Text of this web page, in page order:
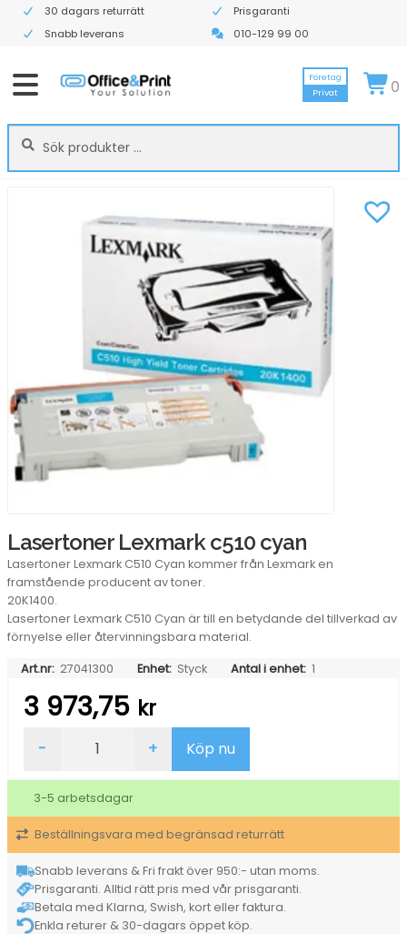
30 dagars returrätt
Prisgaranti
Snabb leverans
010-129 99 00
Sök
efter:
Sök
Företag
Privat
0
Lasertoner Lexmark c510 cyan
Lasertoner Lexmark C510 Cyan kommer från Lexmark en
framstående producent av toner.
20K1400.
Lasertoner Lexmark C510 Cyan är till en betydande del tillverkad av
förnyelse eller återvinningsbara material.
Art.nr: 27041300 Enhet: Styck Antal i enhet: 1
3 973,75 kr
Lexmark
cyan
mängd
- + Köp nu
3-5 arbetsdagar
Beställningsvara med begränsad returrätt
Snabb leverans & Fri frakt över 950:- utan moms.
Prisgaranti. Alltid rätt pris med vår prisgaranti.
Betala med Klarna, Swish, kort eller faktura.
Enkla returer & 30-dagars öppet köp.